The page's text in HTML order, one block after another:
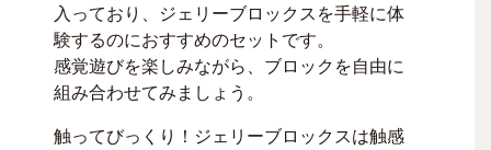
入っており、ジェリーブロックスを手軽に体
験するのにおすすめのセットです。
感覚遊びを楽しみながら、ブロックを自由に
組み合わせてみましょう。
触ってびっくり！ジェリーブロックスは触感